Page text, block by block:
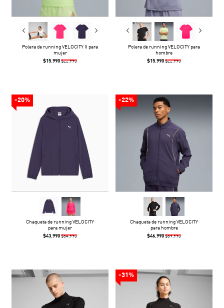
Polera de running VELOCITY II para
mujer
$15.990 $22.990
Polera de running VELOCITY para
hombre
$15.990 $22.990
-20%
Chaqueta de running VELOCITY
para mujer
$43.990 $54.990
-22%
Chaqueta de running VELOCITY
para hombre
$46.990 $59.990
-31%